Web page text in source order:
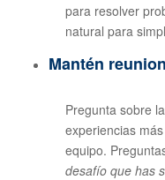
para resolver
natural para
Mantén
Pregunta sobre
experiencias
equipo.
desafío que has